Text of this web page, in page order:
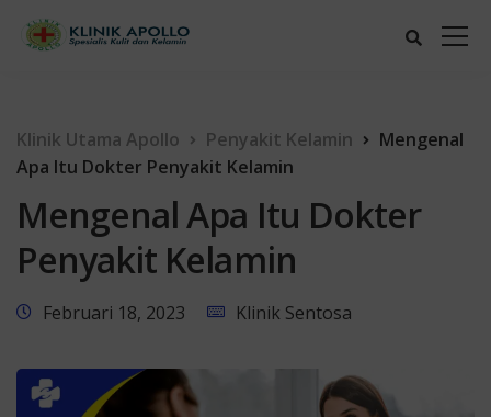
Klinik Utama Apollo Penyakit Kelamin
Mengenal
Apa Itu Dokter Penyakit Kelamin
Mengenal Apa Itu Dokter
Penyakit Kelamin
Februari 18, 2023 Klinik Sentosa